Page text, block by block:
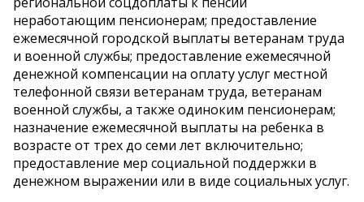
неработающим пенсионерам; предоставление
ежемесячной городской выплаты ветеранам труда
и военной службы; предоставление ежемесячной
денежной компенсации на оплату услуг местной
телефонной связи ветеранам труда, ветеранам
военной службы, а также одиноким пенсионерам;
назначение ежемесячной выплаты на ребенка в
возрасте от трех до семи лет включительно;
предоставление мер социальной поддержки в
денежном выражении или в виде социальных услуг.